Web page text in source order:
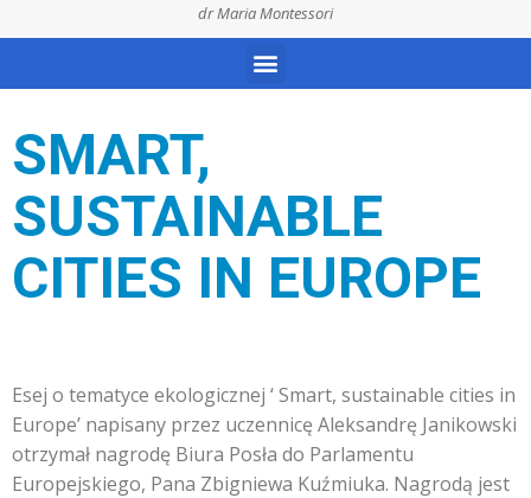
dr Maria Montessori
SMART,
SUSTAINABLE
CITIES IN EUROPE
Esej o tematyce ekologicznej ‘ Smart, sustainable cities in
Europe’ napisany przez uczennicę Aleksandrę Janikowski
otrzymał nagrodę Biura Posła do Parlamentu
Europejskiego, Pana Zbigniewa Kuźmiuka. Nagrodą jest